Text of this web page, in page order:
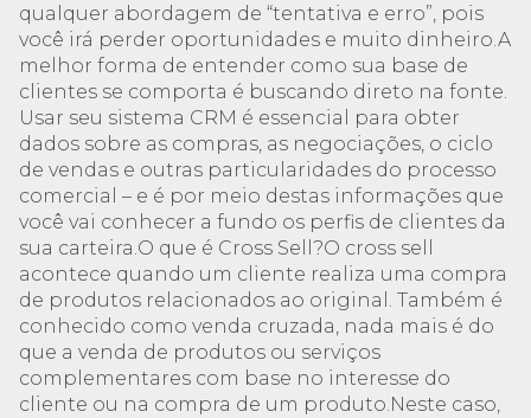
qualquer abordagem de “tentativa e erro”, pois
você irá perder oportunidades e muito dinheiro.A
melhor forma de entender como sua base de
clientes se comporta é buscando direto na fonte.
Usar seu sistema CRM é essencial para obter
dados sobre as compras, as negociações, o ciclo
de vendas e outras particularidades do processo
comercial – e é por meio destas informações que
você vai conhecer a fundo os perfis de clientes da
sua carteira.O que é Cross Sell?O cross sell
acontece quando um cliente realiza uma compra
de produtos relacionados ao original. Também é
conhecido como venda cruzada, nada mais é do
que a venda de produtos ou serviços
complementares com base no interesse do
cliente ou na compra de um produto.Neste caso,